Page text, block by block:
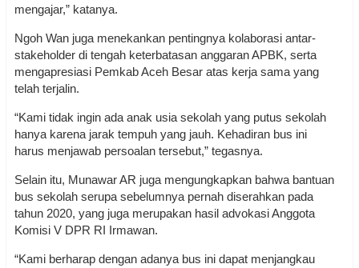
mengajar,” katanya.
Ngoh Wan juga menekankan pentingnya kolaborasi antar-
stakeholder di tengah keterbatasan anggaran APBK, serta
mengapresiasi Pemkab Aceh Besar atas kerja sama yang
telah terjalin.
“Kami tidak ingin ada anak usia sekolah yang putus sekolah
hanya karena jarak tempuh yang jauh. Kehadiran bus ini
harus menjawab persoalan tersebut,” tegasnya.
Selain itu, Munawar AR juga mengungkapkan bahwa bantuan
bus sekolah serupa sebelumnya pernah diserahkan pada
tahun 2020, yang juga merupakan hasil advokasi Anggota
Komisi V DPR RI Irmawan.
“Kami berharap dengan adanya bus ini dapat menjangkau